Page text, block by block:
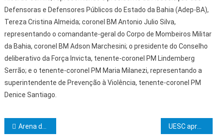
Defensoras e Defensores Públicos do Estado da Bahia (Adep-BA),
Tereza Cristina Almeida; coronel BM Antonio Julio Silva,
representando o comandante-geral do Corpo de Mombeiros Militar
da Bahia, coronel BM Adson Marchesini; o presidente do Conselho
deliberativo da Força Invicta, tenente-coronel PM Lindemberg
Serrão; e o tenente-coronel PM Maria Milanezi, representando a
superintendente de Prevenção à Violência, tenente-coronel PM
Denice Santiago.
Navegação de Post
Arena de Esportes recebe o Campeonato Brasileiro de Ginástica Rítmica nesta semana UESC aprova dois novos mestrados acadêmicos: Geografia e Filosofia